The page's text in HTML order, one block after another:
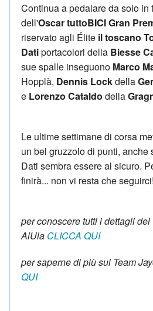
Continua a pedalare da solo in
dell'Oscar tuttoBICI Gran
riservato agli Élite il toscano
Datiportacolori della Biesse
sue spalle inseguono Marco
Hopplà, Dennis Lockdella
e Lorenzo Cataldo della
Le ultime settimane di corsa
un bel gruzzolo di punti, anche
Dati sembra essere al sicuro.
finirà... non vi resta che seguirci!
per conoscere tutti i dettagli
AlUla CLICCA QUI
per saperne di più sul Team
QUI